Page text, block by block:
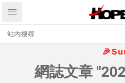
網誌文章